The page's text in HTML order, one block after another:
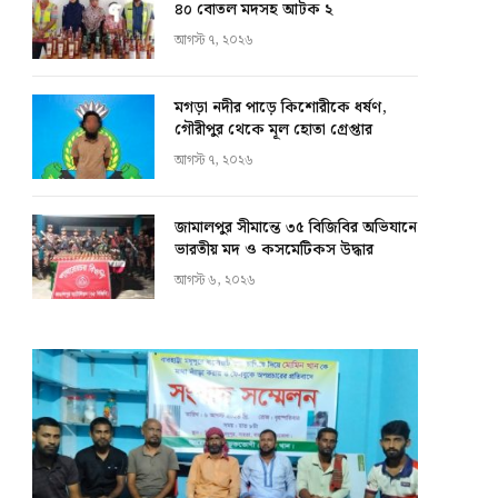
৪০ বোতল মদসহ আটক ২
আগস্ট ৭, ২০২৬
মগড়া নদীর পাড়ে কিশোরীকে ধর্ষণ,
গৌরীপুর থেকে মূল হোতা গ্রেপ্তার
আগস্ট ৭, ২০২৬
জামালপুর সীমান্তে ৩৫ বিজিবির অভিযানে
ভারতীয় মদ ও কসমেটিকস উদ্ধার
আগস্ট ৬, ২০২৬